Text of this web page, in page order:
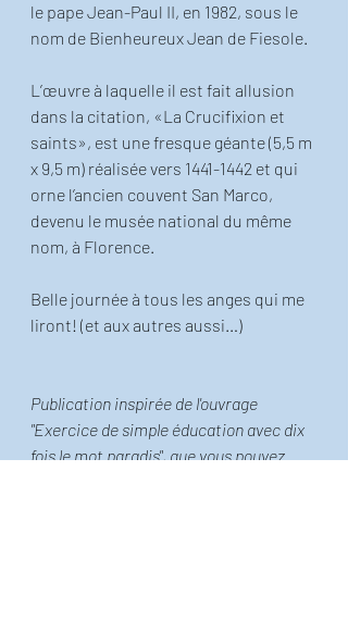
le pape Jean-Paul II, en 1982, sous le
nom de Bienheureux Jean de Fiesole.
L’œuvre à laquelle il est fait allusion
dans la citation, «La Crucifixion et
saints», est une fresque géante (5,5 m
x 9,5 m) réalisée vers 1441-1442 et qui
orne l’ancien couvent San Marco,
devenu le musée national du même
nom, à Florence.
Belle journée à tous les anges qui me
liront! (et aux autres aussi…)
Publication inspirée de l'ouvrage
"Exercice de simple éducation avec dix
fois le mot paradis", que vous pouvez